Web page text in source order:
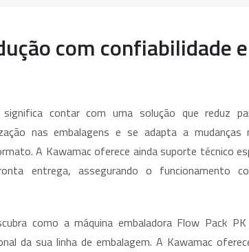
com confiabilidade e
contar com uma solução que reduz
nas embalagens e se adapta a
A Kawamac oferece ainda suporte técnico
entrega, assegurando o funcionamento
como a máquina embaladora Flow Pack
da sua linha de embalagem. A Kawamac